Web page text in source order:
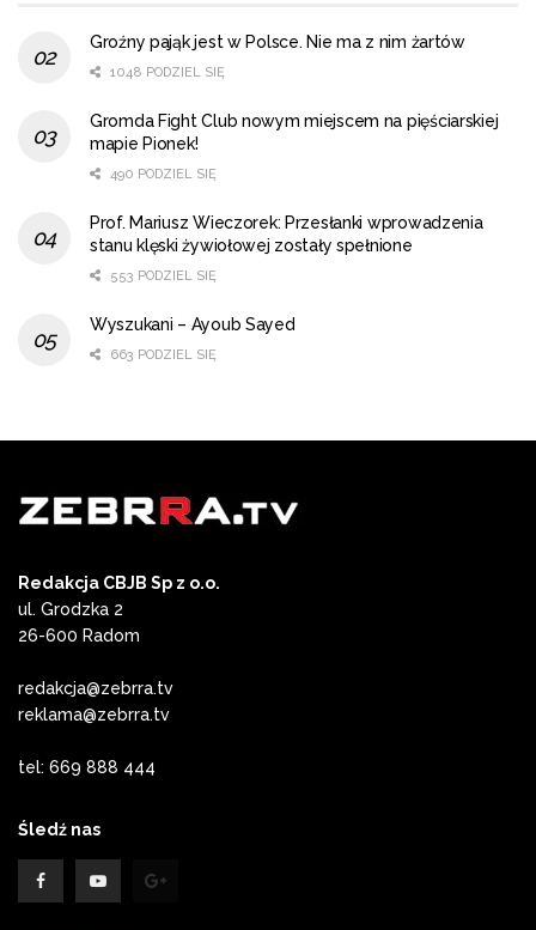
Groźny pająk jest w Polsce. Nie ma z nim żartów
1048 PODZIEL SIĘ
Gromda Fight Club nowym miejscem na pięściarskiej
mapie Pionek!
490 PODZIEL SIĘ
Prof. Mariusz Wieczorek: Przesłanki wprowadzenia
stanu klęski żywiołowej zostały spełnione
553 PODZIEL SIĘ
Wyszukani – Ayoub Sayed
663 PODZIEL SIĘ
Redakcja CBJB Sp z o.o.
ul. Grodzka 2
26-600 Radom
redakcja@zebrra.tv
reklama@zebrra.tv
tel: 669 888 444
Śledź nas